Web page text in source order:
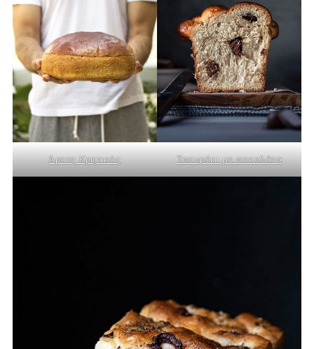
Άρτος Κρητικός Τσουρέκι με σοκολάτα